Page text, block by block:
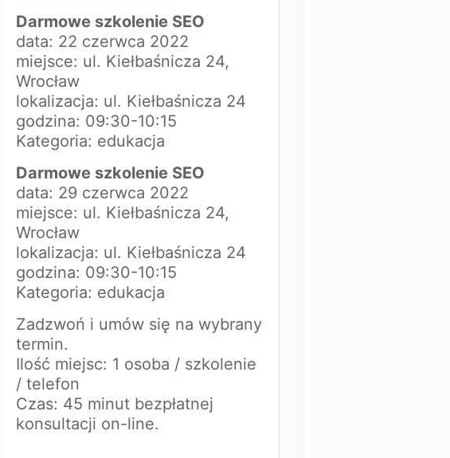
Darmowe szkolenie SEO
data: 22 czerwca 2022
miejsce: ul. Kiełbaśnicza 24,
Wrocław
lokalizacja: ul. Kiełbaśnicza 24
godzina: 09:30-10:15
Kategoria: edukacja
Darmowe szkolenie SEO
data: 29 czerwca 2022
miejsce: ul. Kiełbaśnicza 24,
Wrocław
lokalizacja: ul. Kiełbaśnicza 24
godzina: 09:30-10:15
Kategoria: edukacja
Zadzwoń i umów się na wybrany
termin.
Ilość miejsc: 1 osoba / szkolenie
/ telefon
Czas: 45 minut bezpłatnej
konsultacji on-line.